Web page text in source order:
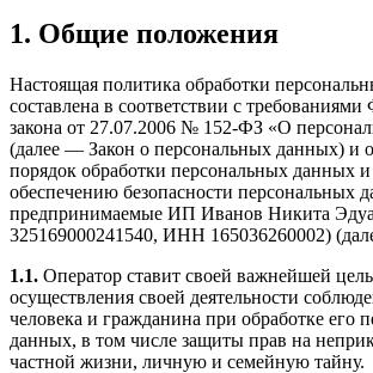
1. Общие положения
Настоящая политика обработки
составлена в соответствии с требованиями
закона от 27.07.2006 № 152-ФЗ «О
(далее — Закон о персональных данных) и
порядок обработки персональных данных
обеспечению безопасности персональных
предпринимаемые ИП Иванов Никита
325169000241540, ИНН 165036260002)
1.1. Оператор ставит своей важнейшей
осуществления своей деятельности
человека и гражданина при обработке его
данных, в том числе защиты прав на
частной жизни, личную и семейную тайну.